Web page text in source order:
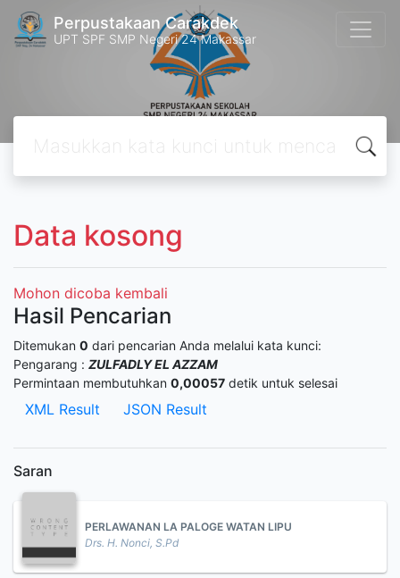
Perpustakaan Carakdek
UPT SPF SMP Negeri 24 Makassar
Data kosong
Mohon dicoba kembali
Hasil Pencarian
Ditemukan 0 dari pencarian Anda melalui kata kunci:
Pengarang : ZULFADLY EL AZZAM
Permintaan membutuhkan 0,00057 detik untuk selesai
XML Result JSON Result
Saran
PERLAWANAN LA PALOGE WATAN LIPU
Drs. H. Nonci, S.Pd